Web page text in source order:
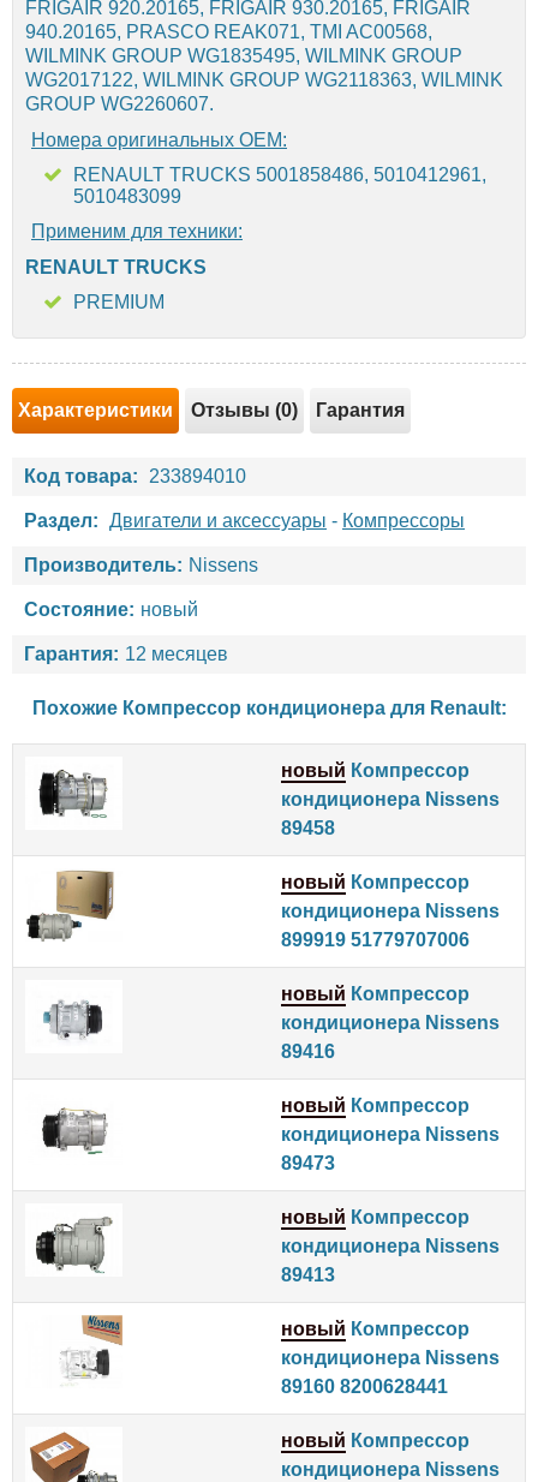
FRIGAIR 920.20165, FRIGAIR 930.20165, FRIGAIR
940.20165, PRASCO REAK071, TMI AC00568,
WILMINK GROUP WG1835495, WILMINK GROUP
WG2017122, WILMINK GROUP WG2118363, WILMINK
GROUP WG2260607.
Номера оригинальных OEM:
RENAULT TRUCKS 5001858486, 5010412961,
5010483099
Применим для техники:
RENAULT TRUCKS
PREMIUM
Характеристики Отзывы (0) Гарантия
Код товара: 233894010
Раздел: Двигатели и аксессуары - Компрессоры
Производитель: Nissens
Состояние: новый
Гарантия: 12 месяцев
Похожие Компрессор кондиционера для Renault:
новый Компрессор
кондиционера Nissens
89458
новый Компрессор
кондиционера Nissens
899919 51779707006
новый Компрессор
кондиционера Nissens
89416
новый Компрессор
кондиционера Nissens
89473
новый Компрессор
кондиционера Nissens
89413
новый Компрессор
кондиционера Nissens
89160 8200628441
новый Компрессор
кондиционера Nissens